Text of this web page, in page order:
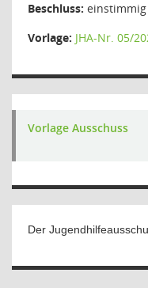
Beschluss:
Vorlage: JHA-Nr. 05/
Vorlage Ausschuss
Der